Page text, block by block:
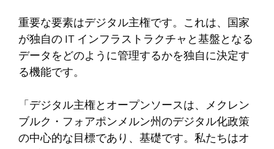
重要な要素はデジタル主権です。これは、国家
が独自の IT インフラストラクチャと基盤となる
データをどのように管理するかを独自に決定す
る機能です。
「デジタル主権とオープンソースは、メクレン
ブルク・フォアポンメルン州のデジタル化政策
の中心的な目標であり、基礎です。私たちはオ